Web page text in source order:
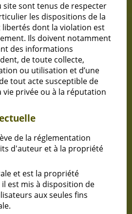
site sont tenus de respecter
les dispositions de la
dont la violation est
Ils doivent notamment
des informations
de toute collecte,
ou utilisation et d’une
tout acte susceptible de
privée ou à la réputation
de la réglementation
d'auteur et à la propriété
et est la propriété
il est mis à disposition de
aux seules fins